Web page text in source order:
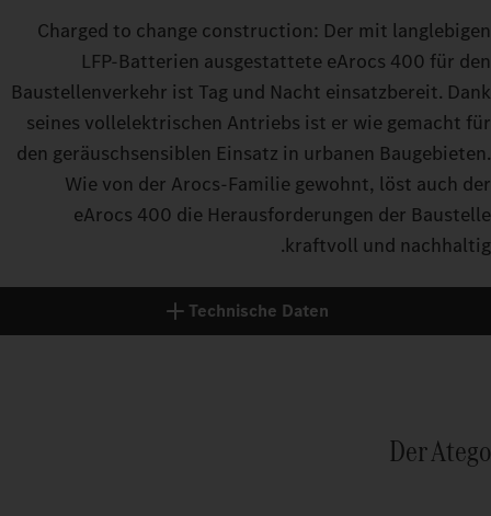
Charged to change construction: Der mit langlebigen
LFP‑Batterien ausgestattete eArocs 400 für den
Baustellenverkehr ist Tag und Nacht einsatzbereit. Dank
seines vollelektrischen Antriebs ist er wie gemacht für
den geräuschsensiblen Einsatz in urbanen Baugebieten.
Wie von der Arocs‑Familie gewohnt, löst auch der
eArocs 400 die Herausforderungen der Baustelle
kraftvoll und nachhaltig.
Technische Daten
Der Atego